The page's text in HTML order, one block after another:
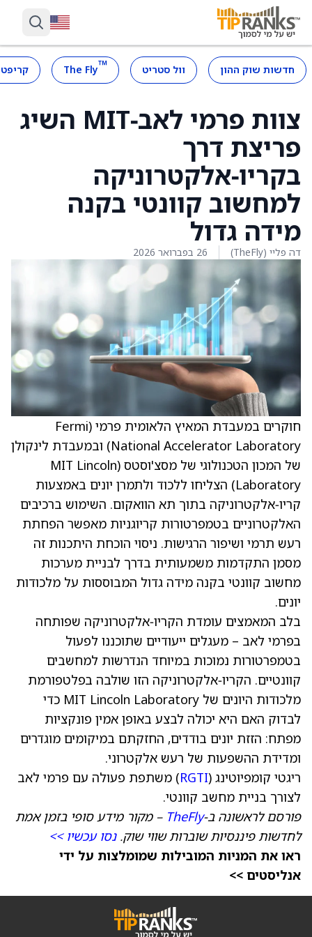
חדשות שוק ההון וול סטריט ™
The Fly
צוות פרמי לאב‑MIT השיג
פריצת דרך
בקריו‑אלקטרוניקה
למחשוב קוונטי בקנה
מידה גדול
דה פליי (TheFly) 26 בפברואר 2026
חוקרים במעבדת המאיץ הלאומית פרמי (Fermi
National Accelerator Laboratory) ובמעבדת לינקולן
של המכון הטכנולוגי של מסצ'וסטס (MIT Lincoln
Laboratory) הצליחו ללכוד ולתמרן יונים באמצעות
קריו‑אלקטרוניקה בתוך תא הוואקום. השימוש ברכיבים
האלקטרוניים בטמפרטורות קריוגניות מאפשר הפחתת
רעש תרמי ושיפור הרגישות. ניסוי הוכחת היתכנות זה
מסמן התקדמות משמעותית בדרך לבניית מערכות
מחשוב קוונטי בקנה מידה גדול המבוססות על מלכודות
יונים.
בלב המאמצים עומדת הקריו‑אלקטרוניקה שפותחה
בפרמי לאב – מעגלים ייעודיים שתוכננו לפעול
בטמפרטורות נמוכות במיוחד הנדרשות למחשבים
קוונטיים. הקריו‑אלקטרוניקה הזו שולבה בפלטפורמת
מלכודות היונים של MIT Lincoln Laboratory כדי
לבדוק האם היא יכולה לבצע באופן אמין פונקציות
מפתח: הזזת יונים בודדים, החזקתם במיקומים מוגדרים
ומדידת ההשפעות של רעש אלקטרוני.
ריגטי קומפיוטינג (RGTI) משתפת פעולה עם פרמי לאב
לצורך בניית מחשב קוונטי.
פורסם לראשונה ב-TheFly – מקור מידע סופי בזמן אמת
לחדשות פיננסיות שוברות שווי שוק.נסו עכשיו >>
ראו את המניות המובילות שמומלצות על ידי
אנליסטים >>